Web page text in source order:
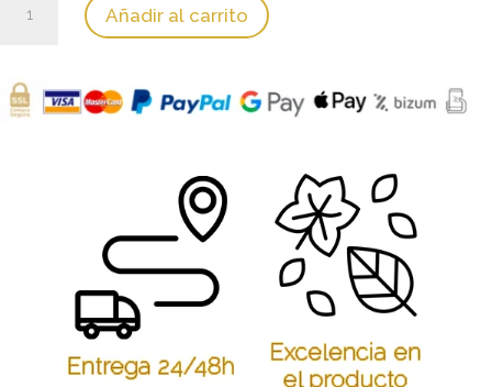
cantidad
Añadir al carrito